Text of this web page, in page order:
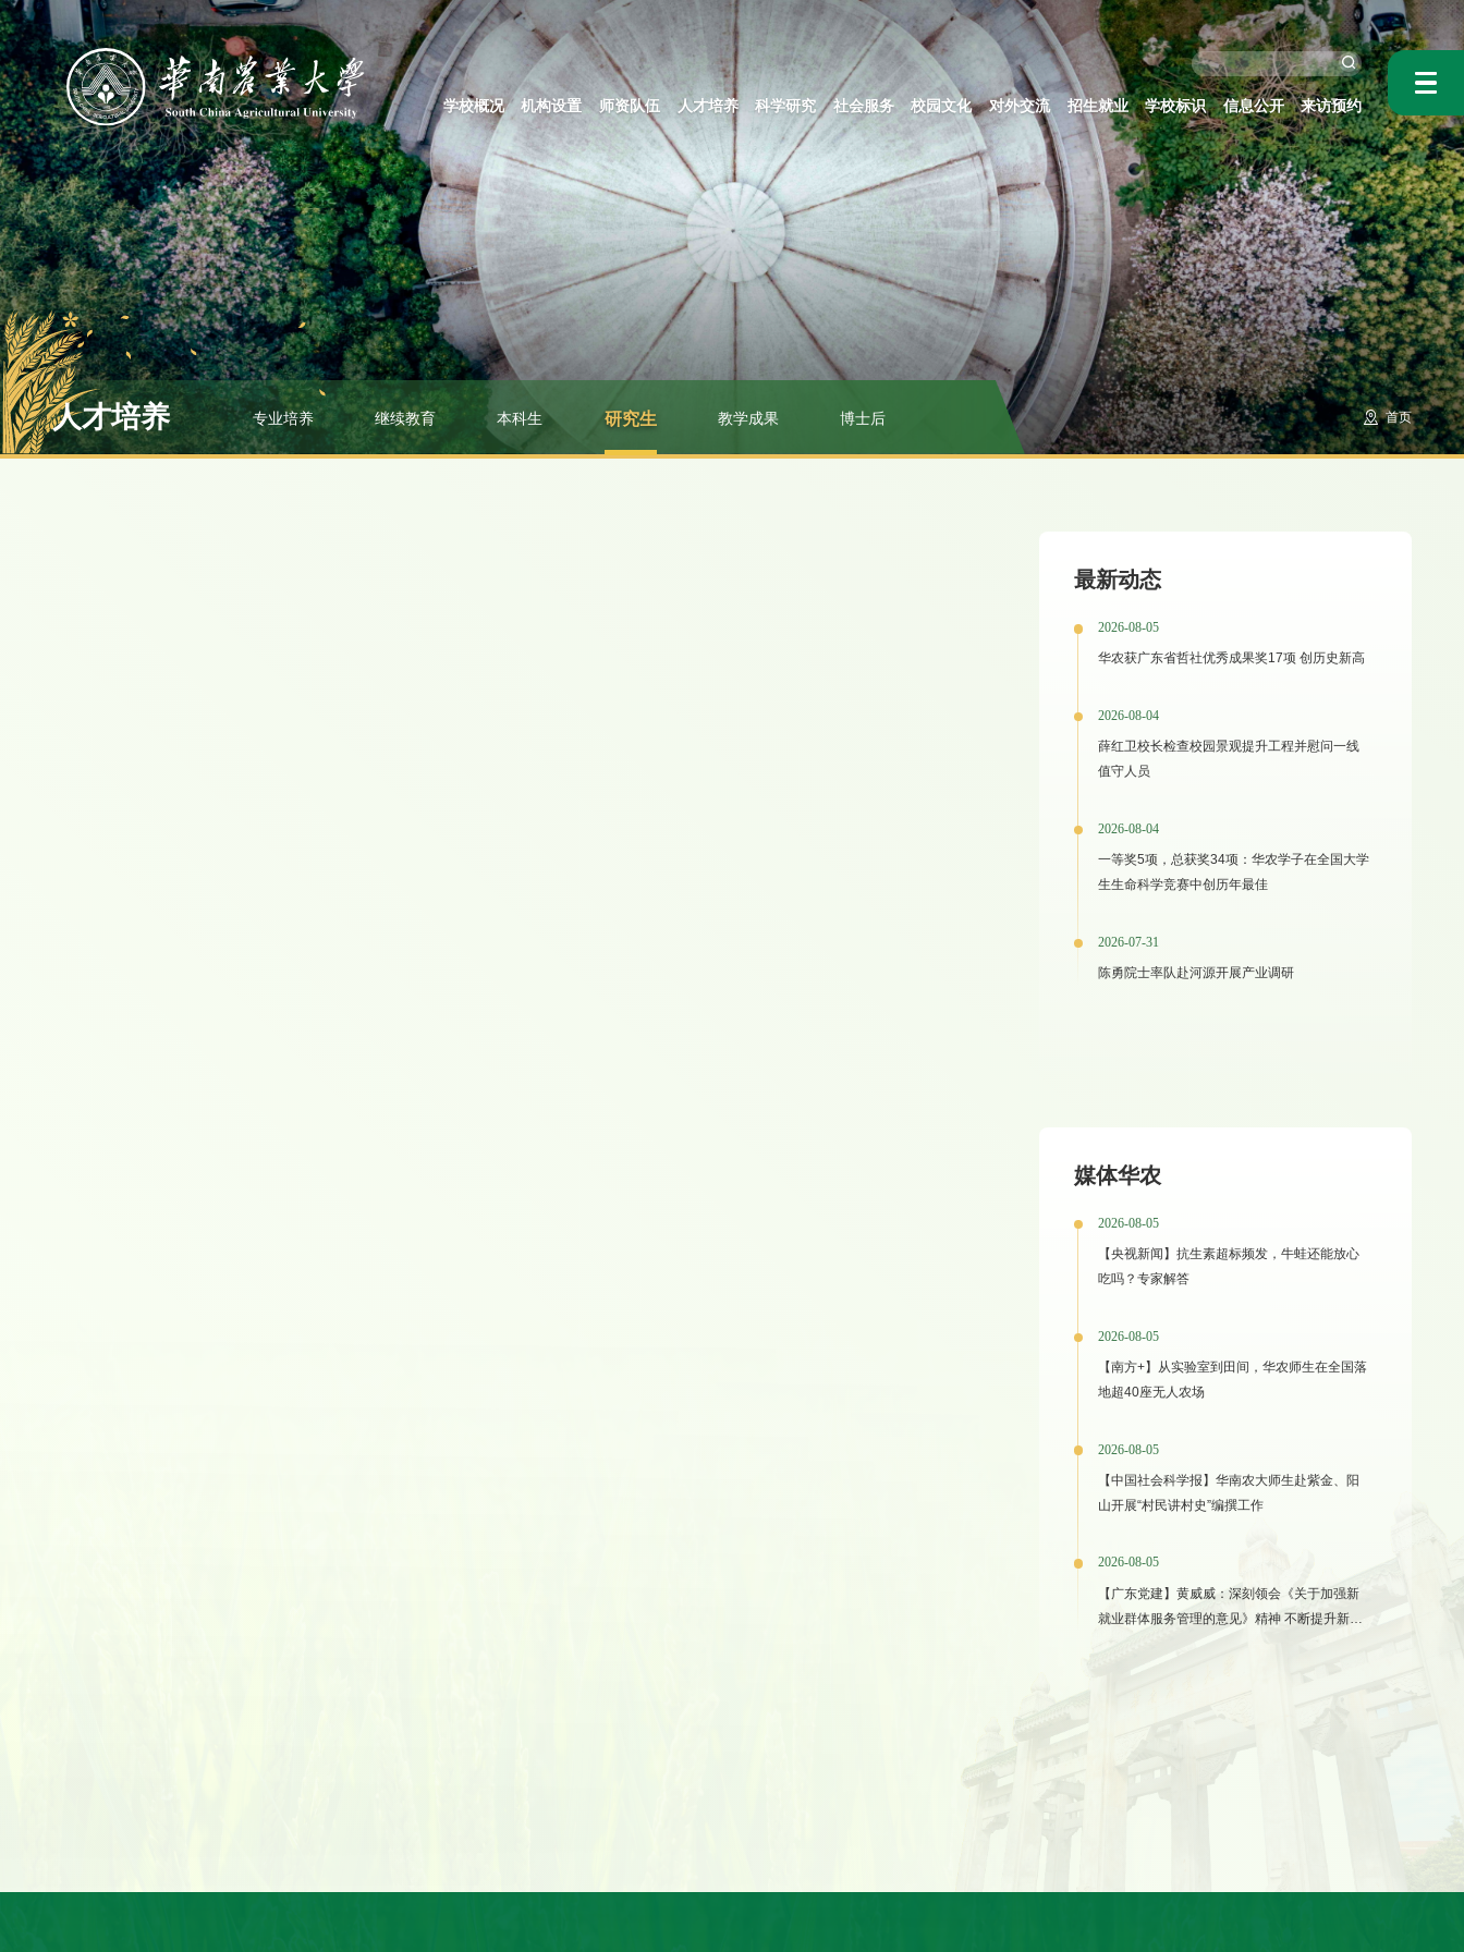
学校概况 机构设置 师资队伍 人才培养 科学研究 社会服务 校园文化 对外交流 招生就业 学校标识 信息公开 来访预约
人才培养 专业培养 继续教育 本科生 研究生 教学成果 博士后 首页
最新动态
2026-08-05
华农获广东省哲社优秀成果奖17项 创历史新高
2026-08-04
薛红卫校长检查校园景观提升工程并慰问一线
值守人员
2026-08-04
一等奖5项，总获奖34项：华农学子在全国大学
生生命科学竞赛中创历年最佳
2026-07-31
陈勇院士率队赴河源开展产业调研
媒体华农
2026-08-05
【央视新闻】抗生素超标频发，牛蛙还能放心
吃吗？专家解答
2026-08-05
【南方+】从实验室到田间，华农师生在全国落
地超40座无人农场
2026-08-05
【中国社会科学报】华南农大师生赴紫金、阳
山开展“村民讲村史”编撰工作
2026-08-05
【广东党建】黄威威：深刻领会《关于加强新
就业群体服务管理的意见》精神 不断提升新就